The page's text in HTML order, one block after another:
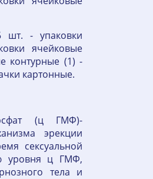
шт. - упаковки
ячейковые
контурные (1) -
картонные.
(ц ГМФ)-
эрекции
сексуальной
уровня ц ГМФ,
тела и